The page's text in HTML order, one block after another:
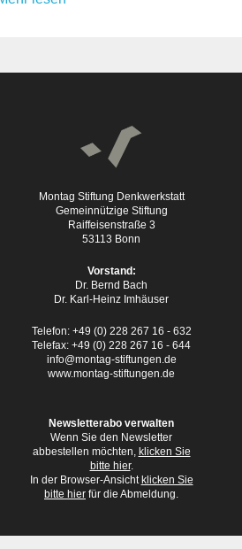
Montag Stiftung Denkwerkstatt
Gemeinnützige Stiftung
Raiffeisenstraße 3
53113 Bonn
Vorstand:
Dr. Bernd Bach
Dr. Karl-Heinz Imhäuser
Telefon: +49 (0) 228 267 16 - 632
Telefax: +49 (0) 228 267 16 - 644
info@montag-stiftungen.de
www.montag-stiftungen.de
Newsletterabo verwalten
Wenn Sie den Newsletter
abbestellen möchten, klicken Sie
bitte hier.
In der Browser-Ansicht klicken Sie
bitte hier für die Abmeldung.